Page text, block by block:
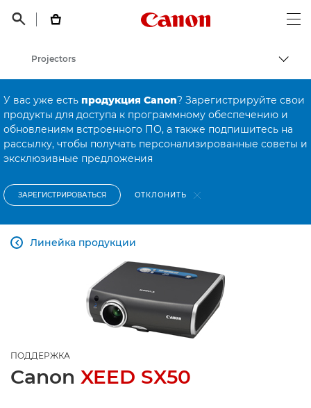
 
Canon Logo, back
Онлайн-поддержка по потребительской продукции
Projectors
У вас уже есть продукция Canon? Зарегистрируйте свои
продукты для доступа к программному обеспечению и
обновлениям встроенного ПО, а также подпишитесь на
рассылку, чтобы получать персонализированные советы и
эксклюзивные предложения
ЗАРЕГИСТРИРОВАТЬСЯ ОТКЛОНИТЬ
Линейка продукции

ПОДДЕРЖКА
Canon XEED SX50